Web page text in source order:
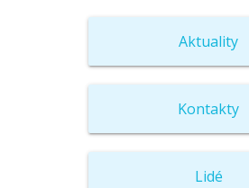
Aktuality
Kontakty
Lidé